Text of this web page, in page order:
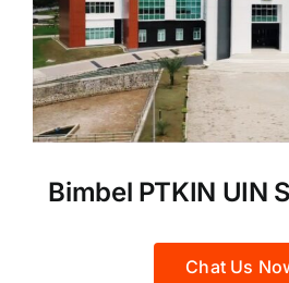
Bimbel PTKIN UIN
Chat Us